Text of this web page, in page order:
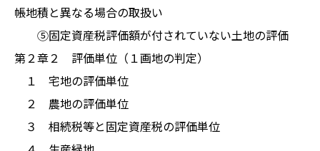
帳地積と異なる場合の取扱い
⑤固定資産税評価額が付されていない土地の評価
第２章２ 評価単位（１画地の判定）
１ 宅地の評価単位
２ 農地の評価単位
３ 相続税等と固定資産税の評価単位